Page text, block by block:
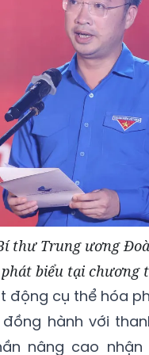
thư Trung ương
biểu tại chương
cụ thể hóa
hành với
nâng cao